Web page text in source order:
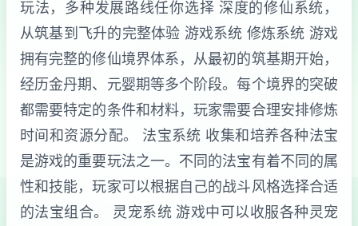
玩法，多种发展路线任你选择 深度的修仙系统，
从筑基到飞升的完整体验 游戏系统 修炼系统 游戏
拥有完整的修仙境界体系，从最初的筑基期开始，
经历金丹期、元婴期等多个阶段。每个境界的突破
都需要特定的条件和材料，玩家需要合理安排修炼
时间和资源分配。 法宝系统 收集和培养各种法宝
是游戏的重要玩法之一。不同的法宝有着不同的属
性和技能，玩家可以根据自己的战斗风格选择合适
的法宝组合。 灵宠系统 游戏中可以收服各种灵宠